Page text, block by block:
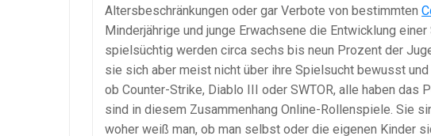
Altersbeschränkungen oder gar Verbote von bestimmten
Minderjährige und junge Erwachsene die Entwicklung
spielsüchtig werden circa sechs bis neun Prozent der
sie sich aber meist nicht über ihre Spielsucht bewusst
ob Counter-Strike, Diablo III oder SWTOR, alle haben
sind in diesem Zusammenhang Online-Rollenspiele. Sie
woher weiß man, ob man selbst oder die eigenen Kinder